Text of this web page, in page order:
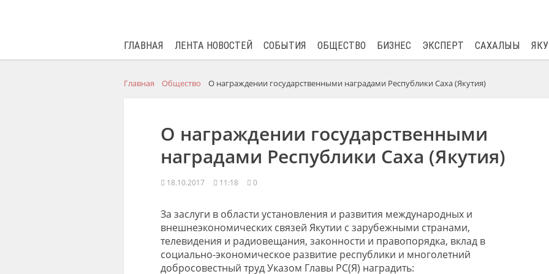
ГЛАВНАЯ ЛЕНТА НОВОСТЕЙ СОБЫТИЯ ОБЩЕСТВО БИЗНЕС ЭКСПЕРТ САХАЛЫЫ
Главная Общество О награждении государственными наградами Республики Саха (Якутия)
О награждении государственными
наградами Республики Саха (Якутия)
18.10.2017 11:18 0
За заслуги в области установления и развития международных и
внешнеэкономических связей Якутии с зарубежными странами,
телевидения и радиовещания, законности и правопорядка, вклад в
социально-экономическое развитие республики и многолетний
добросовестный труд Указом Главы РС(Я) наградить: